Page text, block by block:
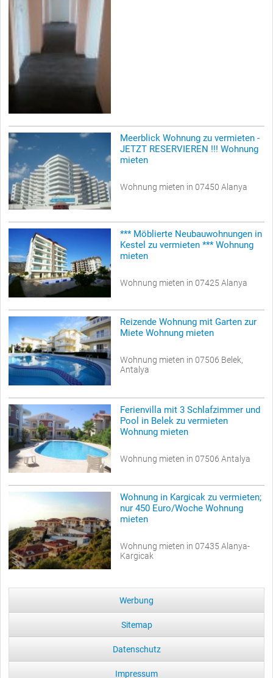
Meerblick Wohnung zu vermieten -
JETZT RESERVIEREN !!! Wohnung
mieten
Wohnung mieten in 07450 Alanya
*** Möblierte Neubauwohnungen in
Kestel zu vermieten *** Wohnung
mieten
Wohnung mieten in 07425 Alanya
Reizende Wohnung mit Garten zur
Miete Wohnung mieten
Wohnung mieten in 07506 Belek,
Antalya
Ferienvilla mit 3 Schlafzimmer und
Pool in Belek zu vermieten
Wohnung mieten
Wohnung mieten in 07506 Antalya
Wohnung in Kargicak zu vermieten;
nur 450 Euro/Woche Wohnung
mieten
Wohnung mieten in 07435 Alanya-
Kargicak
Werbung
Sitemap
Datenschutz
Impressum